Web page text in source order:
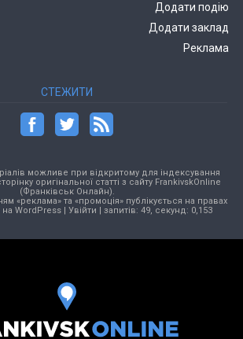
Додати подію
Додати заклад
Реклама
СТЕЖИТИ
можливе при відкритому для індексування
оригінальної статті з сайту FrankivskOnline
(Франківськ Онлайн).
«реклама» та «промоція» публікується на правах
WordPress| Увійти | запитів: 49, секунд: 0,153